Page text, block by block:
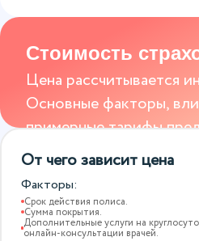
Стоимость
Цена рассчитывается
Основные факторы,
примерные тарифы
От чего зависит цена
Факторы:
Срок действия полиса.
Сумма покрытия.
Дополнительные услуги на
онлайн-консультации врачей.